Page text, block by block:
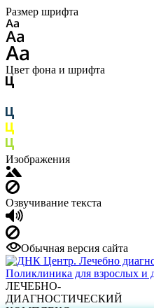
Размер шрифта
Цвет фона и шрифта
Изображения
Озвучивание текста
Обычная версия сайта
ЛЕЧЕБНО-
ДИАГНОСТИЧЕСКИЙ